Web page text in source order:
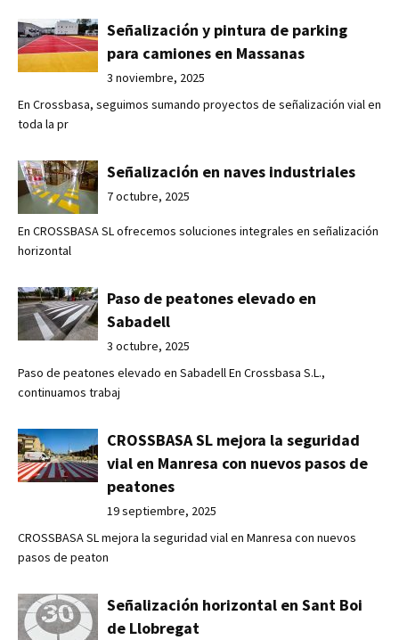
Señalización y pintura de parking
para camiones en Massanas
3 noviembre, 2025
En Crossbasa, seguimos sumando proyectos de señalización vial en
toda la pr
Señalización en naves industriales
7 octubre, 2025
En CROSSBASA SL ofrecemos soluciones integrales en señalización
horizontal
Paso de peatones elevado en
Sabadell
3 octubre, 2025
Paso de peatones elevado en Sabadell En Crossbasa S.L.,
continuamos trabaj
CROSSBASA SL mejora la seguridad
vial en Manresa con nuevos pasos de
peatones
19 septiembre, 2025
CROSSBASA SL mejora la seguridad vial en Manresa con nuevos
pasos de peaton
Señalización horizontal en Sant Boi
de Llobregat